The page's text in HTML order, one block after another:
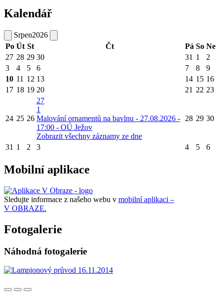
Kalendář
Srpen2026
Po Út St Čt Pá So Ne
27 28 29 30 31 1
2
3
4 5 6 7 8
9
10 11 12 13 14 15 16
17 18 19 20 21 22 23
24 25 26
27
1
Malování ornamentů na bavlnu - 27.08.2026 -
17:00 - OÚ Ježov
Zobrazit všechny záznamy ze dne
28 29 30
31 1 2 3 4 5 6
Mobilní aplikace
Sledujte informace z našeho webu v mobilní aplikaci –
V OBRAZE.
Fotogalerie
Náhodná fotogalerie